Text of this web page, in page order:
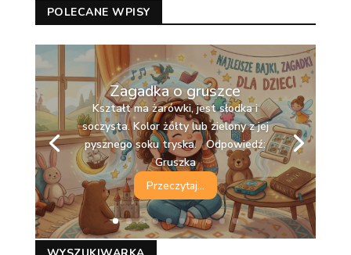
POLECANE WPISY
Zagadka o gruszce
Kształt ma żarówki, jest słodka i
soczysta. Kolor żółty lub zielony z jej
pysznego soku tryska. Odpowiedź:
Gruszka
Przeczytaj...